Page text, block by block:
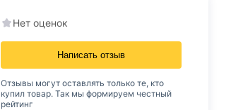
Нет оценок
Написать отзыв
Отзывы могут оставлять только те, кто
купил товар. Так мы формируем честный
рейтинг